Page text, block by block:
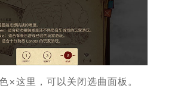
×这里，可以关闭选曲面板。